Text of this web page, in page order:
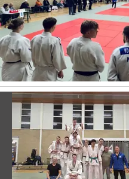
Vorige